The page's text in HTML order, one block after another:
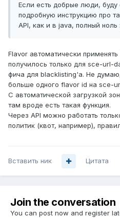
Если есть добрые люди, буду
подробную инструкцию про
API, как и в java, полный ноль
Flavor автоматически
получилось только для sce-url-
фича для blacklisting'а. Не
больше одного flavor id на sce-
С автоматической загрузкой
там вроде есть такая функция.
Через API можно работать
политик (квот, например),
Вставить ник Цитата
Join the conversation
You can post now and register